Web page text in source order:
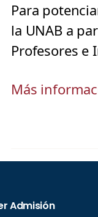
Para
la UNAB a
Profesores e
Más